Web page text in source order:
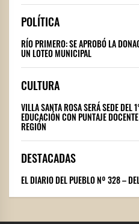
POLÍTICA
RÍO PRIMERO: SE APROBÓ LA
UN LOTEO MUNICIPAL
CULTURA
VILLA SANTA ROSA SERÁ SEDE DEL
EDUCACIÓN CON PUNTAJE
REGIÓN
DESTACADAS
EL DIARIO DEL PUEBLO Nº 328 –